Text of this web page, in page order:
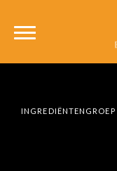
INGREDIËNTENGROEP